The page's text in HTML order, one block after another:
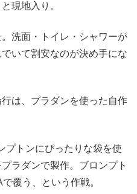
現地入り。
洗面・トイレ・シャワーが
いて割安なのが決め手にな
は、プラダンを使った自作
プトンにぴったりな袋を使
ラダンで製作。ブロンプト
覆う、という作戦。